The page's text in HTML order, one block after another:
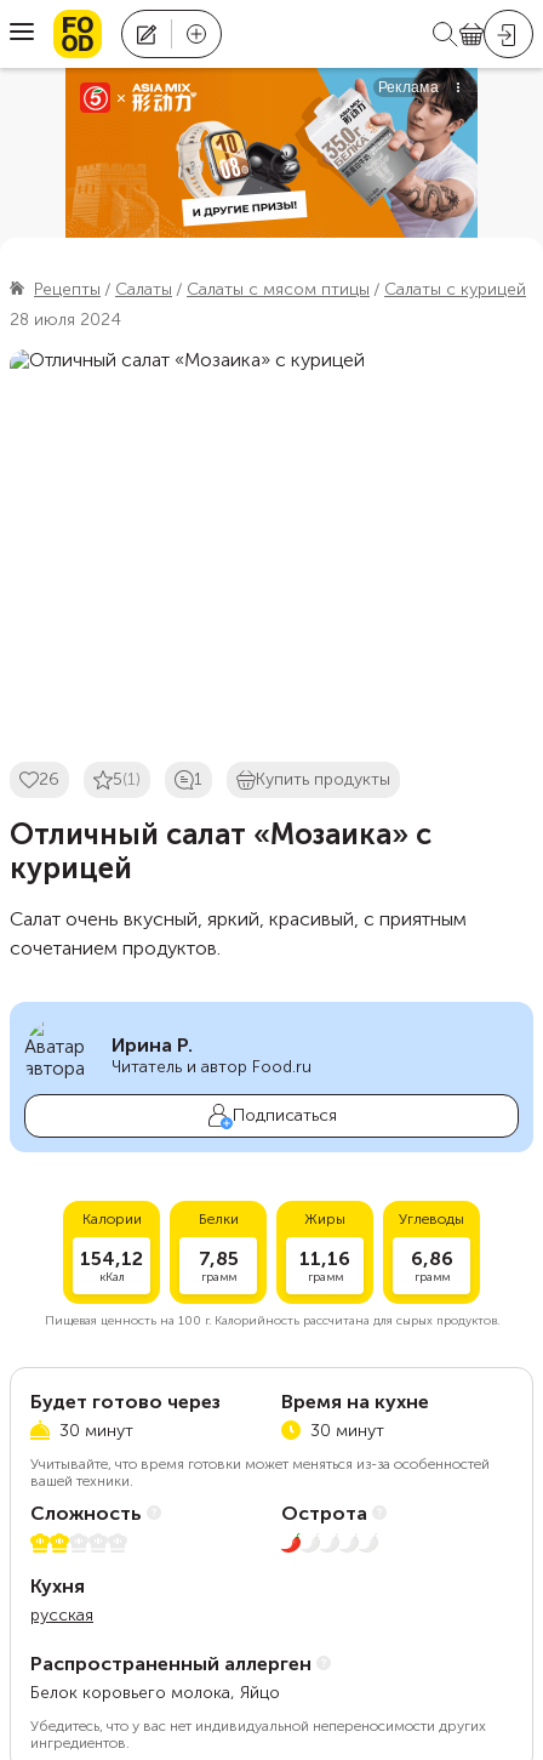
Рецепты Салаты Салаты с мясом птицы
Салаты с курицей
28 июля 2024
26 5(1) 1 Купить продукты
Отличный салат «Мозаика» с
курицей
Салат очень вкусный, яркий, красивый, с приятным
сочетанием продуктов.
Ирина Р.
Читатель и автор Food.ru
Подписаться
Калории
154,12
кКал
Белки
7,85
грамм
Жиры
11,16
грамм
Углеводы
6,86
грамм
Пищевая ценность на 100 г.Калорийность рассчитана для сырых продуктов.
Будет готово через
30 минут
Время на кухне
30 минут
Учитывайте, что время готовки может меняться из-за особенностей
вашей техники.
Сложность
2 из 5
Острота
1 из 5
Кухня
русская
Распространенный аллерген
Белок коровьего молока, Яйцо
Убедитесь, что у вас нет индивидуальной непереносимости других
ингредиентов.